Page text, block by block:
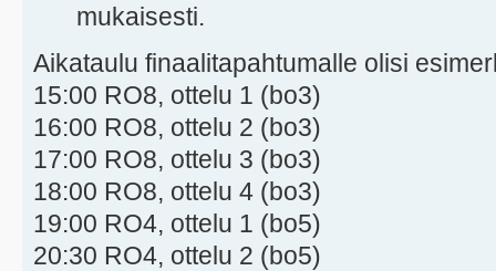
mukaisesti.
Aikataulu finaalitapahtumalle olisi
15:00 RO8, ottelu 1 (bo3)
16:00 RO8, ottelu 2 (bo3)
17:00 RO8, ottelu 3 (bo3)
18:00 RO8, ottelu 4 (bo3)
19:00 RO4, ottelu 1 (bo5)
20:30 RO4, ottelu 2 (bo5)